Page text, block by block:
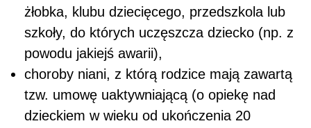
żłobka, klubu dziecięcego, przedszkola lub
szkoły, do których uczęszcza dziecko (np. z
powodu jakiejś awarii),
choroby niani, z którą rodzice mają zawartą
tzw. umowę uaktywniającą (o opiekę nad
dzieckiem w wieku od ukończenia 20